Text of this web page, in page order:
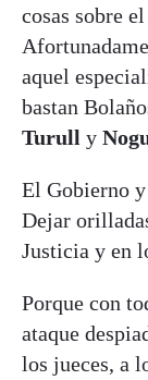
cosas sobre
aquel
bastan
Turull y
El Gobierno
Dejar
Justicia y en
Porque con
ataque
los jueces, a